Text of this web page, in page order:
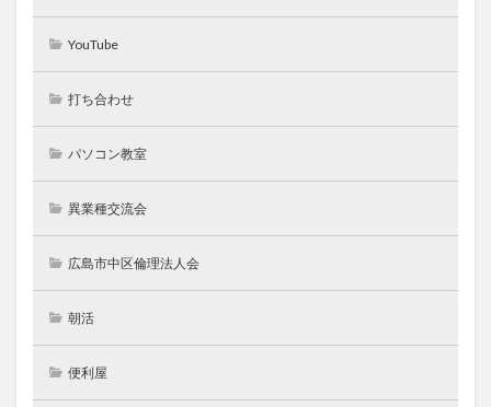
YouTube
打ち合わせ
パソコン教室
異業種交流会
広島市中区倫理法人会
朝活
便利屋